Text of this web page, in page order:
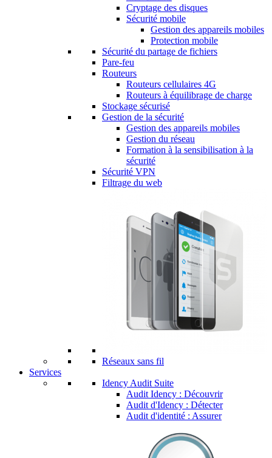
Cryptage des disques
Sécurité mobile
Gestion des appareils mobiles
Protection mobile
Sécurité du partage de fichiers
Pare-feu
Routeurs
Routeurs cellulaires 4G
Routeurs à équilibrage de charge
Stockage sécurisé
Gestion de la sécurité
Gestion des appareils mobiles
Gestion du réseau
Formation à la sensibilisation à la
sécurité
Sécurité VPN
Filtrage du web
Réseaux sans fil
Services
Idency Audit Suite
Audit Idency : Découvrir
Audit d'Idency : Détecter
Audit d'identité : Assurer